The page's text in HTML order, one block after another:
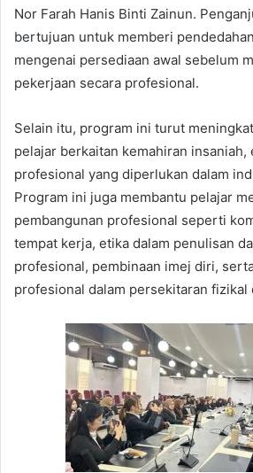
Nor Farah Hanis Binti Zainun.
bertujuan untuk memberi
mengenai persediaan awal sebelum
pekerjaan secara profesional.
Selain itu, program ini turut
pelajar berkaitan kemahiran insaniah,
profesional yang diperlukan dalam
Program ini juga membantu pelajar
pembangunan profesional seperti
tempat kerja, etika dalam penulisan
profesional, pembinaan imej diri,
profesional dalam persekitaran fizikal